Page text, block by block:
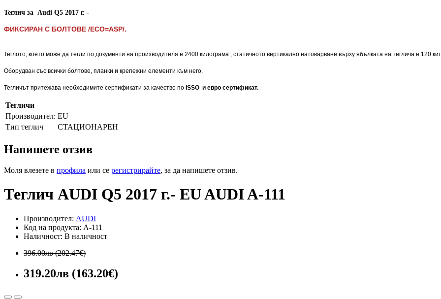
Теглич за Audi Q5 2017 г. -
ФИКСИРАН С БОЛТОВЕ /ECO=ASP/.
Теглото, което може да тегли по документи на производителя е 2400 килограма , статичното вертикално натоварване върху ябълката на теглича е 120
Оборудван със всички болтове, планки и крепежни елементи към него.
Тегличът притежава необходимите сертификати за качество по ISSO и евро сертификат.
Тегличи
Производител: EU
Тип теглич
СТАЦИОНАРЕН
Напишете отзив
Моля влезете в профила или се регистрирайте, за да напишете отзив.
Теглич AUDI Q5 2017 г.- EU AUDI A-111
Производител: AUDI
Код на продукта: A-111
Наличност: В наличност
396.00лв (202.47€)
319.20лв (163.20€)